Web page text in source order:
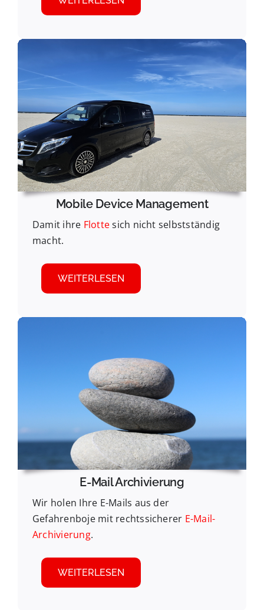
Mobile Device Management
Damit ihre Flottesich nicht selbstständig
macht.
WEITERLESEN
E-Mail Archivierung
Wir holen Ihre E-Mails aus der
Gefahrenboje mit rechtssicherer E-Mail-
Archivierung.
WEITERLESEN